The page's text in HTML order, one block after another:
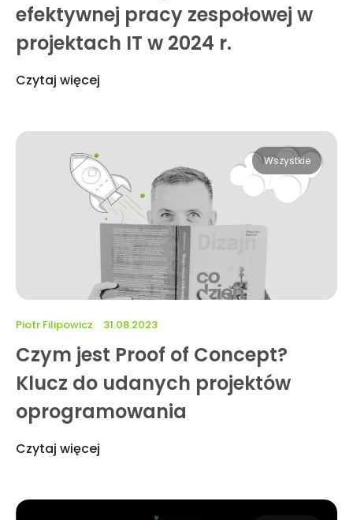
efektywnej pracy zespołowej w
projektach IT w 2024 r.
Czytaj więcej
Wszystkie
Czym jest Proof of Concept?
Klucz do udanych projektów
oprogramowania
Czytaj więcej
Piotr Filipowicz 31.08.2023